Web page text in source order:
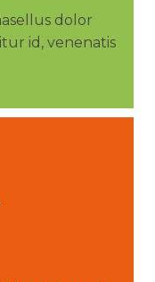
dolor
id, venenatis